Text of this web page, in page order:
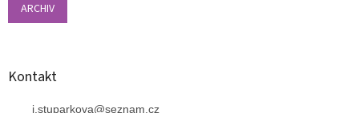
ARCHIV
Kontakt
j.stuparkova@seznam.cz